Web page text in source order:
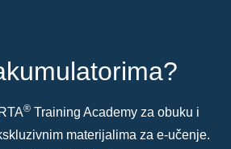
® Training Academy za obuku i
materijalima za e-učenje.